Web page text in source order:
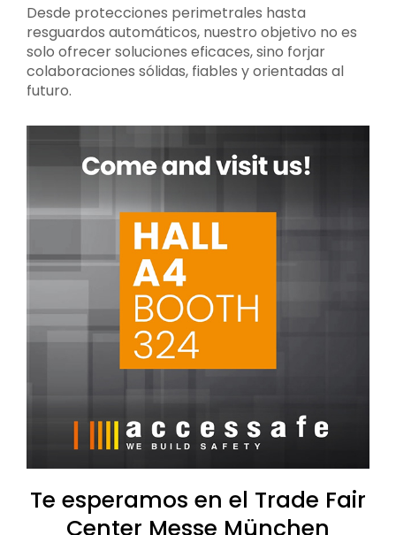
Desde protecciones perimetrales hasta
resguardos automáticos, nuestro objetivo no es
solo ofrecer soluciones eficaces, sino forjar
colaboraciones sólidas, fiables y orientadas al
futuro.
Te esperamos en el Trade Fair
Center Messe München